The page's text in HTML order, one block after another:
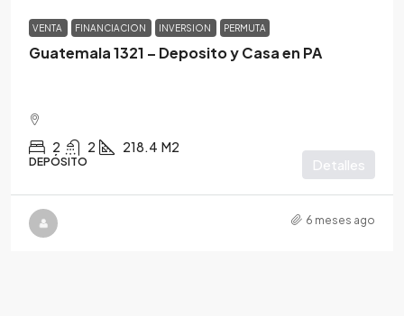
VENTA FINANCIACION INVERSION PERMUTA
Guatemala 1321 – Deposito y Casa en PA
2 2 218.4 M2
DEPÓSITO Detalles
6 meses ago